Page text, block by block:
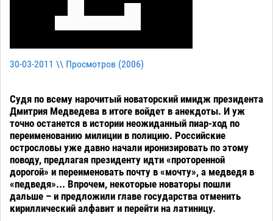
30-03-2011 \\ Просмотров (2006)
Судя по всему нарочитый новаторский имидж президента
Дмитрия Медведева в итоге войдет в анекдоты. И уж
точно останется в истории неожиданный пиар-ход по
переименованию милиции в полицию. Российские
острословы уже давно начали иронизировать по этому
поводу, предлагая президенту идти «проторенной
дорогой» и переименовать почту в «мочту», а медведя в
«педведя»... Впрочем, некоторые новаторы пошли
дальше – и предложили главе государства отменить
кириллический алфавит и перейти на латиницу.